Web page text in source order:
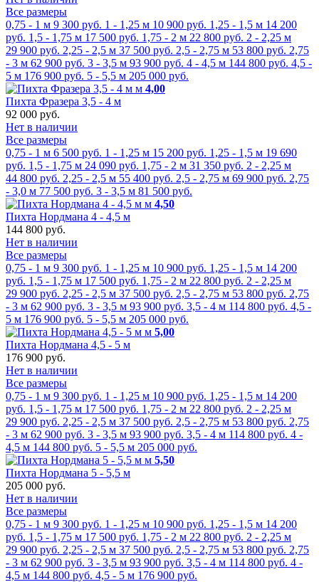
Все размеры
0,75 - 1 м 9 300 руб. 1 - 1,25 м 10 900 руб. 1,25 - 1,5 м 14 200
руб. 1,5 - 1,75 м 17 500 руб. 1,75 - 2 м 22 800 руб. 2 - 2,25 м
29 900 руб. 2,25 - 2,5 м 37 500 руб. 2,5 - 2,75 м 53 800 руб. 2,75
- 3 м 62 900 руб. 3 - 3,5 м 93 900 руб. 4 - 4,5 м 144 800 руб. 4,5 -
5 м 176 900 руб. 5 - 5,5 м 205 000 руб.
м 4,00
Пихта Фразера 3,5 - 4 м
92 000 руб.
Нет в наличии
Все размеры
0,75 - 1 м 6 500 руб. 1 - 1,25 м 15 200 руб. 1,25 - 1,5 м 19 690
руб. 1,5 - 1,75 м 24 090 руб. 1,75 - 2 м 31 350 руб. 2 - 2,25 м
44 800 руб. 2,25 - 2,5 м 55 400 руб. 2,5 - 2,75 м 69 900 руб. 2,75
- 3,0 м 77 500 руб. 3 - 3,5 м 81 500 руб.
м 4,50
Пихта Нордмана 4 - 4,5 м
144 800 руб.
Нет в наличии
Все размеры
0,75 - 1 м 9 300 руб. 1 - 1,25 м 10 900 руб. 1,25 - 1,5 м 14 200
руб. 1,5 - 1,75 м 17 500 руб. 1,75 - 2 м 22 800 руб. 2 - 2,25 м
29 900 руб. 2,25 - 2,5 м 37 500 руб. 2,5 - 2,75 м 53 800 руб. 2,75
- 3 м 62 900 руб. 3 - 3,5 м 93 900 руб. 3,5 - 4 м 114 800 руб. 4,5 -
5 м 176 900 руб. 5 - 5,5 м 205 000 руб.
м 5,00
Пихта Нордмана 4,5 - 5 м
176 900 руб.
Нет в наличии
Все размеры
0,75 - 1 м 9 300 руб. 1 - 1,25 м 10 900 руб. 1,25 - 1,5 м 14 200
руб. 1,5 - 1,75 м 17 500 руб. 1,75 - 2 м 22 800 руб. 2 - 2,25 м
29 900 руб. 2,25 - 2,5 м 37 500 руб. 2,5 - 2,75 м 53 800 руб. 2,75
- 3 м 62 900 руб. 3 - 3,5 м 93 900 руб. 3,5 - 4 м 114 800 руб. 4 -
4,5 м 144 800 руб. 5 - 5,5 м 205 000 руб.
м 5,50
Пихта Нордмана 5 - 5,5 м
205 000 руб.
Нет в наличии
Все размеры
0,75 - 1 м 9 300 руб. 1 - 1,25 м 10 900 руб. 1,25 - 1,5 м 14 200
руб. 1,5 - 1,75 м 17 500 руб. 1,75 - 2 м 22 800 руб. 2 - 2,25 м
29 900 руб. 2,25 - 2,5 м 37 500 руб. 2,5 - 2,75 м 53 800 руб. 2,75
- 3 м 62 900 руб. 3 - 3,5 м 93 900 руб. 3,5 - 4 м 114 800 руб. 4 -
4,5 м 144 800 руб. 4,5 - 5 м 176 900 руб.